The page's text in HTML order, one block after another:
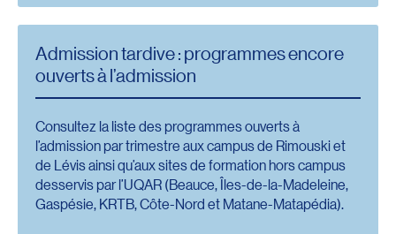
Admission tardive : programmes encore
ouverts à l’admission
Consultez la liste des programmes ouverts à
l’admission par trimestre aux campus de Rimouski et
de Lévis ainsi qu’aux sites de formation hors campus
desservis par l’UQAR (Beauce, Îles-de-la-Madeleine,
Gaspésie, KRTB, Côte-Nord et Matane-Matapédia).